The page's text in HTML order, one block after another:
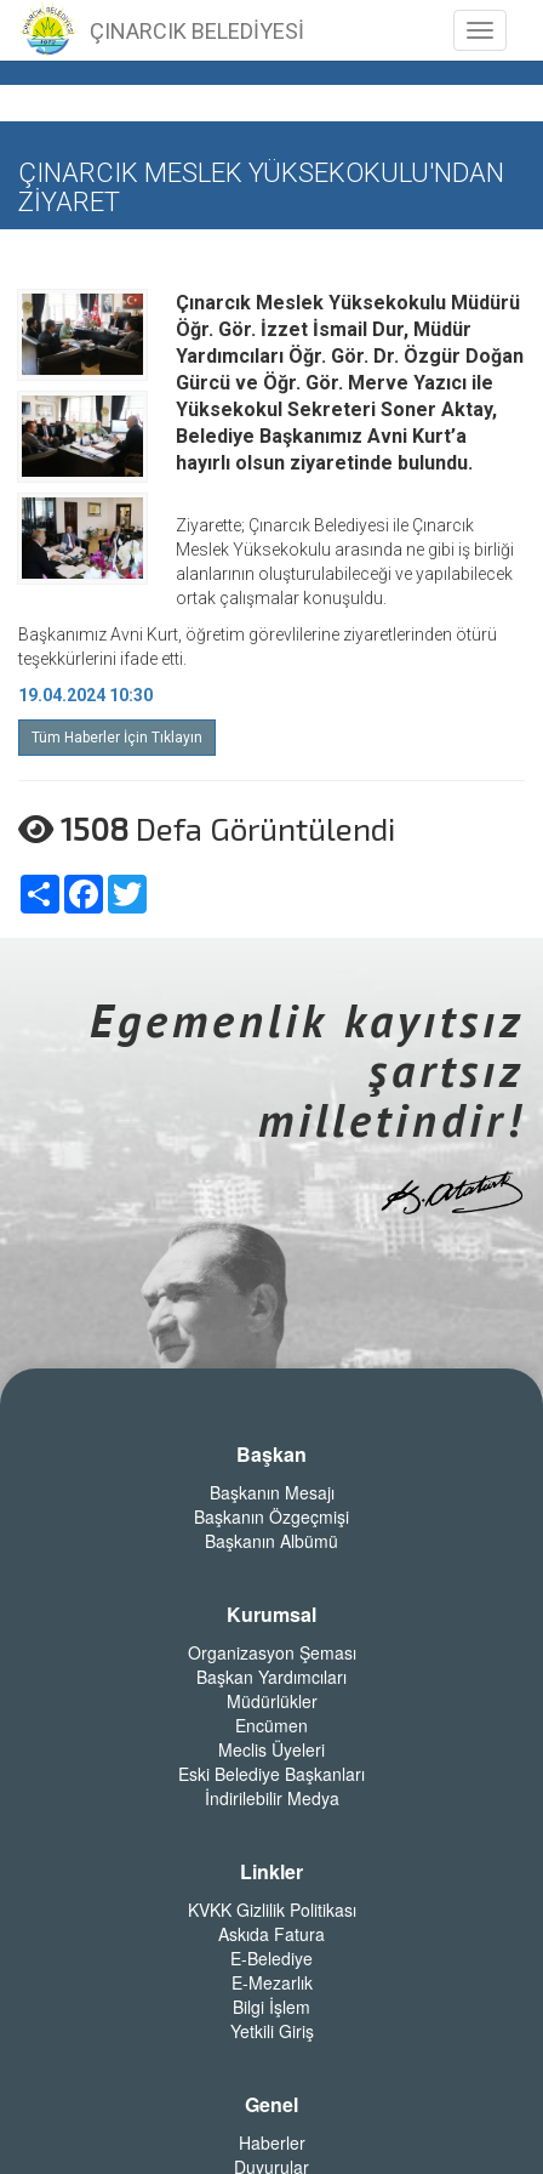
Toggle
ÇINARCIK BELEDİYESİ
ÇINARCIK MESLEK YÜKSEKOKULU'NDAN
ZİYARET
Çınarcık Meslek Yüksekokulu Müdürü
Öğr. Gör. İzzet İsmail Dur, Müdür
Yardımcıları Öğr. Gör. Dr. Özgür Doğan
Gürcü ve Öğr. Gör. Merve Yazıcı ile
Yüksekokul Sekreteri Soner Aktay,
Belediye Başkanımız Avni Kurt’a
hayırlı olsun ziyaretinde bulundu.
Ziyarette; Çınarcık Belediyesi ile Çınarcık
Meslek Yüksekokulu arasında ne gibi iş birliği
alanlarının oluşturulabileceği ve yapılabilecek
ortak çalışmalar konuşuldu.
Başkanımız Avni Kurt, öğretim görevlilerine ziyaretlerinden ötürü
teşekkürlerini ifade etti.
19.04.2024 10:30
Tüm Haberler İçin Tıklayın
1508 Defa Görüntülendi
Share Facebook
Egemenlik kayıtsız
şartsız
milletindir!
Başkan
Başkanın Mesajı
Başkanın Özgeçmişi
Başkanın Albümü
Kurumsal
Organizasyon Şeması
Başkan Yardımcıları
Müdürlükler
Encümen
Meclis Üyeleri
Eski Belediye Başkanları
İndirilebilir Medya
Linkler
KVKK Gizlilik Politikası
Askıda Fatura
E-Belediye
E-Mezarlık
Bilgi İşlem
Yetkili Giriş
Genel
Haberler
Duyurular